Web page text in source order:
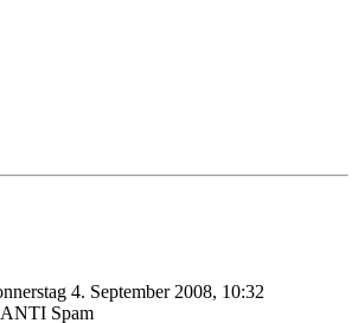
4. September 2008, 10:32
ANTI Spam